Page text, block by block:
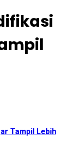
Tampil Lebih